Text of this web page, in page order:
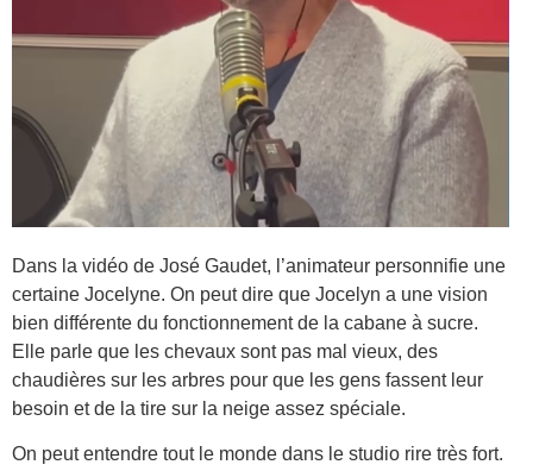
Dans la vidéo de José Gaudet, l’animateur personnifie une
certaine Jocelyne. On peut dire que Jocelyn a une vision
bien différente du fonctionnement de la cabane à sucre.
Elle parle que les chevaux sont pas mal vieux, des
chaudières sur les arbres pour que les gens fassent leur
besoin et de la tire sur la neige assez spéciale.
On peut entendre tout le monde dans le studio rire très fort.